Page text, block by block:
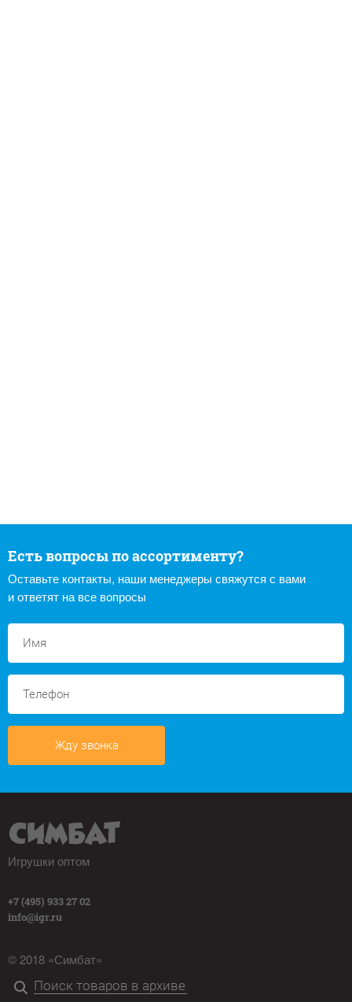
Есть вопросы по ассортименту?
Оставьте контакты, наши менеджеры свяжутся с вами
и ответят на все вопросы
Жду звонка
Игрушки оптом
+7 (495) 933 27 02
info@igr.ru
© 2018 «Симбат»